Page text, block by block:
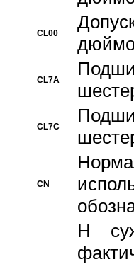
CL00
CL7A
CL7C
CN
H